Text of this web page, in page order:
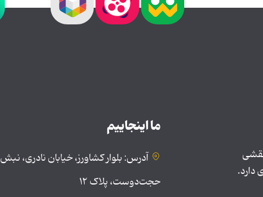
دارد.
ما اینجاییم
آدرس: بلوار کشاورز، خیابان نادری، نبش
حجت‌دوست، پلاک ۱۲